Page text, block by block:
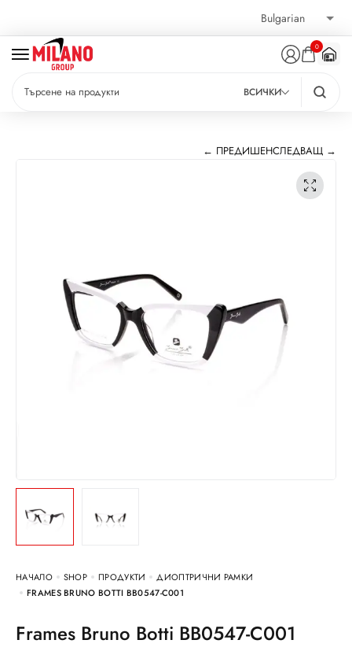
0
ВСИЧКИ
← ПРЕДИШЕНСЛЕДВАЩ →
НАЧАЛО SHOP ПРОДУКТИ
ДИОПТРИЧНИ РАМКИ
FRAMES BRUNO BOTTI BB0547-C001
Frames Bruno Botti BB0547-C001